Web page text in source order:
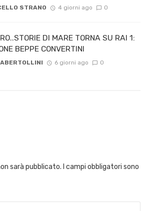
STRANO 4 giorni ago 0
DI MARE TORNA SU RAI 1:
BEPPE CONVERTINI
6 giorni ago 0
sarà pubblicato. I campi obbligatori sono